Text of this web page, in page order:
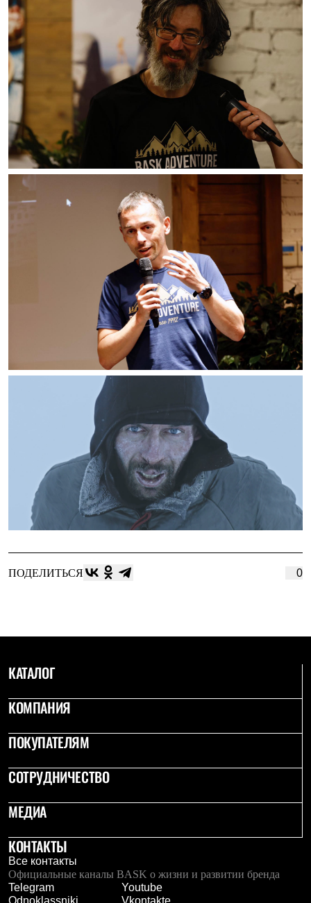
ПОДЕЛИТЬСЯ 0
КАТАЛОГ
КОМПАНИЯ
ПОКУПАТЕЛЯМ
СОТРУДНИЧЕСТВО
МЕДИА
КОНТАКТЫ
Все контакты
Официальные каналы BASK о жизни и развитии бренда
Telegram
Youtube